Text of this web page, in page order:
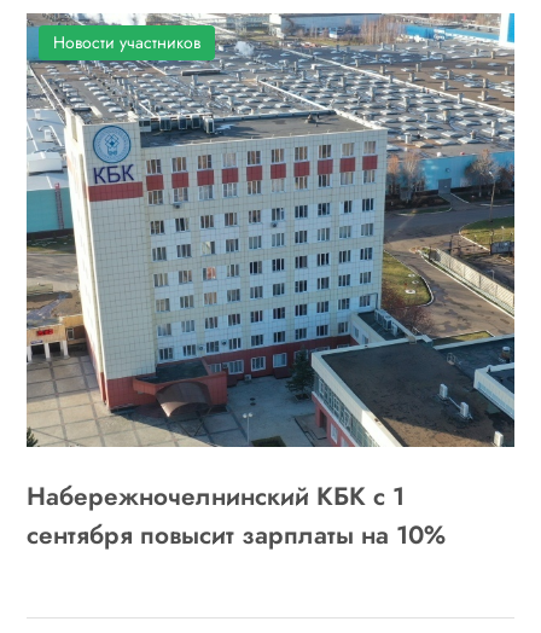
Новости участников
Набережночелнинский КБК с 1
сентября повысит зарплаты на 10%